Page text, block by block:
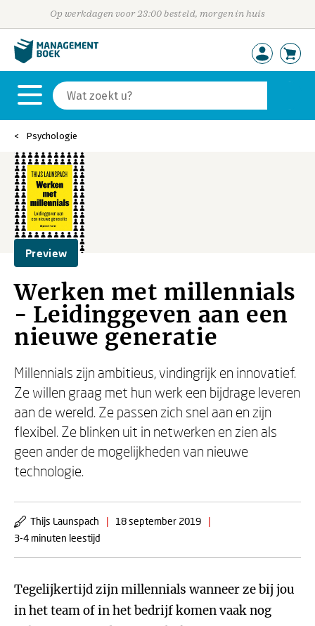
Op werkdagen voor 23:00 besteld, morgen in huis
Psychologie
Preview
Werken met millennials
- Leidinggeven aan een
nieuwe generatie
Millennials zijn ambitieus, vindingrijk en innovatief.
Ze willen graag met hun werk een bijdrage leveren
aan de wereld. Ze passen zich snel aan en zijn
flexibel. Ze blinken uit in netwerken en zien als
geen ander de mogelijkheden van nieuwe
technologie.
Thijs Launspach | 18 september 2019
|
3-4 minuten leestijd
Tegelijkertijd zijn millennials wanneer ze bij jou
in het team of in het bedrijf komen vaak nog